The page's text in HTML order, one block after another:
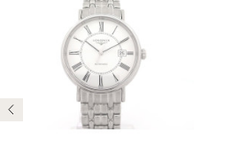
Précédent